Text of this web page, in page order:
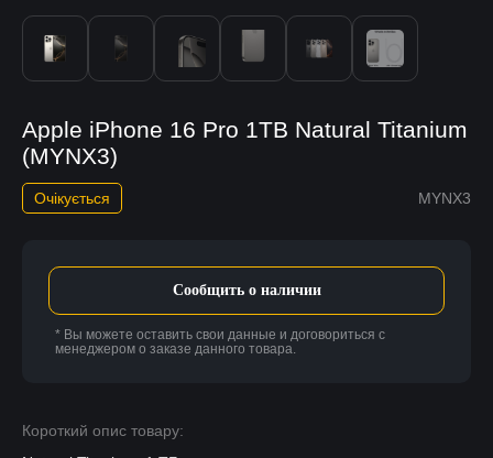
Apple iPhone 16 Pro 1TB Natural Titanium
(MYNX3)
MYNX3
Очікується
Короткий опис товару:
Сообщить о наличии
* Вы можете оставить свои данные и договориться с
менеджером о заказе данного товара.